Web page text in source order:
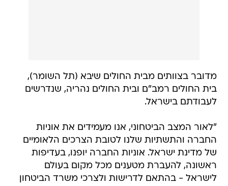
מדובר בצוותים מבית החולים שיבא (תל השומר),
בית החולים רמב"ם ובית החולים נהריה, שנדרשים
לעבודתם בישראל.
"לאור המצב הביטחוני, אנו מעמידים את אוניות
החברה והתשתיות שלנו לטובת הצרכים הלאומיים
של מדינת ישראל. אוניות החברה יופנו, בעדיפות
ראשונה, להעברת מטענים מכל מקום בעולם
לישראל - בהתאם לדרישות ולצרכי משרד הביטחון